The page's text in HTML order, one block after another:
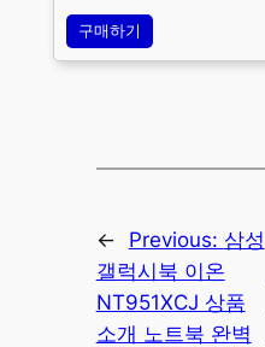
구매하기
← Previous: 삼성
갤럭시북 이온
NT951XCJ 상품
소개 노트북 완벽